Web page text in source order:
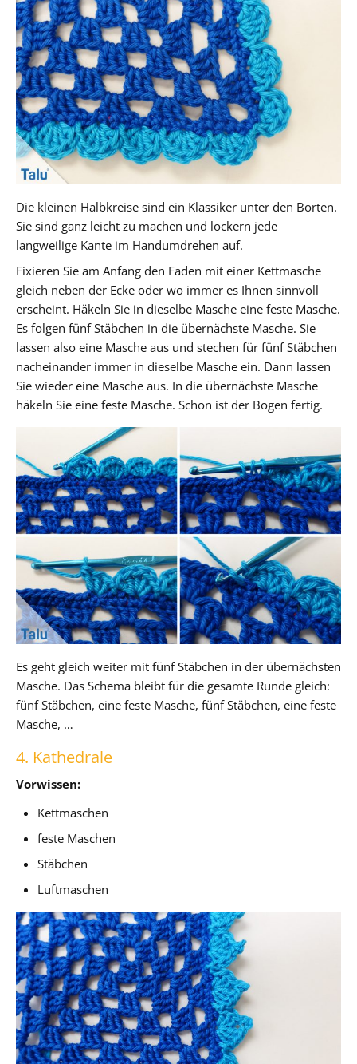
Die kleinen Halbkreise sind ein Klassiker unter den Borten.
Sie sind ganz leicht zu machen und lockern jede
langweilige Kante im Handumdrehen auf.
Fixieren Sie am Anfang den Faden mit einer Kettmasche
gleich neben der Ecke oder wo immer es Ihnen sinnvoll
erscheint. Häkeln Sie in dieselbe Masche eine feste Masche.
Es folgen fünf Stäbchen in die übernächste Masche. Sie
lassen also eine Masche aus und stechen für fünf Stäbchen
nacheinander immer in dieselbe Masche ein. Dann lassen
Sie wieder eine Masche aus. In die übernächste Masche
häkeln Sie eine feste Masche. Schon ist der Bogen fertig.
Es geht gleich weiter mit fünf Stäbchen in der übernächsten
Masche. Das Schema bleibt für die gesamte Runde gleich:
fünf Stäbchen, eine feste Masche, fünf Stäbchen, eine feste
Masche, …
4. Kathedrale
Vorwissen:
Kettmaschen
feste Maschen
Stäbchen
Luftmaschen